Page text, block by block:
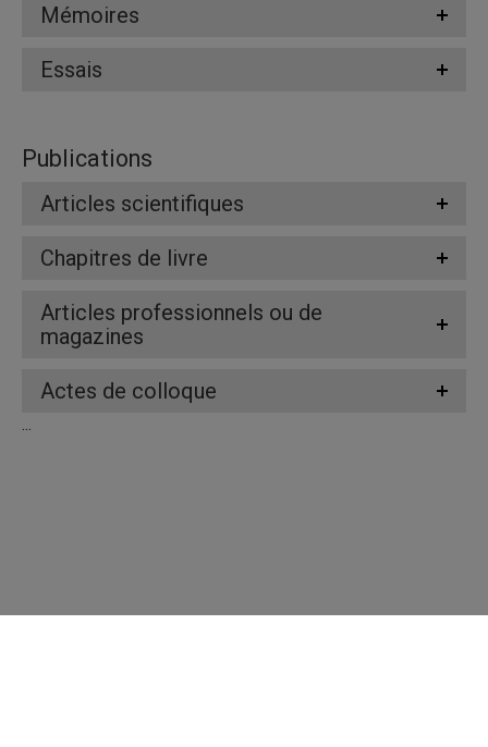
Mémoires
Essais
Publications
Articles scientifiques
Chapitres de livre
Articles professionnels ou de
magazines
Actes de colloque
...